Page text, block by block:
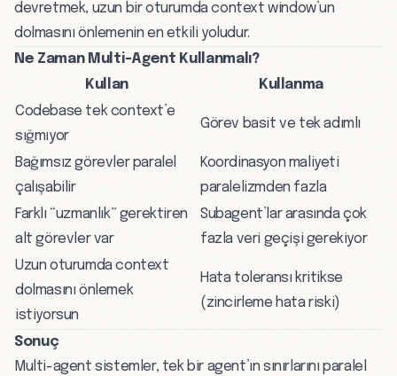
devretmek, uzun bir oturumda context window’un
dolmasını önlemenin en etkili yoludur.
Ne Zaman Multi-Agent Kullanmalı?
Kullan
Kullanma
Codebase tek context’e
sığmıyor
Görev basit ve tek adımlı
Bağımsız görevler paralel
çalışabilir
Koordinasyon maliyeti
paralelizmden fazla
Farklı “uzmanlık” gerektiren
alt görevler var
Subagent’lar arasında çok
fazla veri geçişi gerekiyor
Uzun oturumda context
dolmasını önlemek
istiyorsun
Hata toleransı kritikse
(zincirleme hata riski)
Sonuç
Multi-agent sistemler, tek bir agent’ın sınırlarını paralel